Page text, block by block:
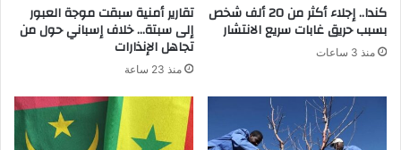
كندا.. إجلاء أكثر من 20 ألف شخص
بسبب حريق غابات سريع الانتشار
منذ 3 ساعات
تقارير أمنية سبقت موجة العبور
إلى سبتة… خلاف إسباني حول من
تجاهل الإنذارات
منذ 23 ساعة